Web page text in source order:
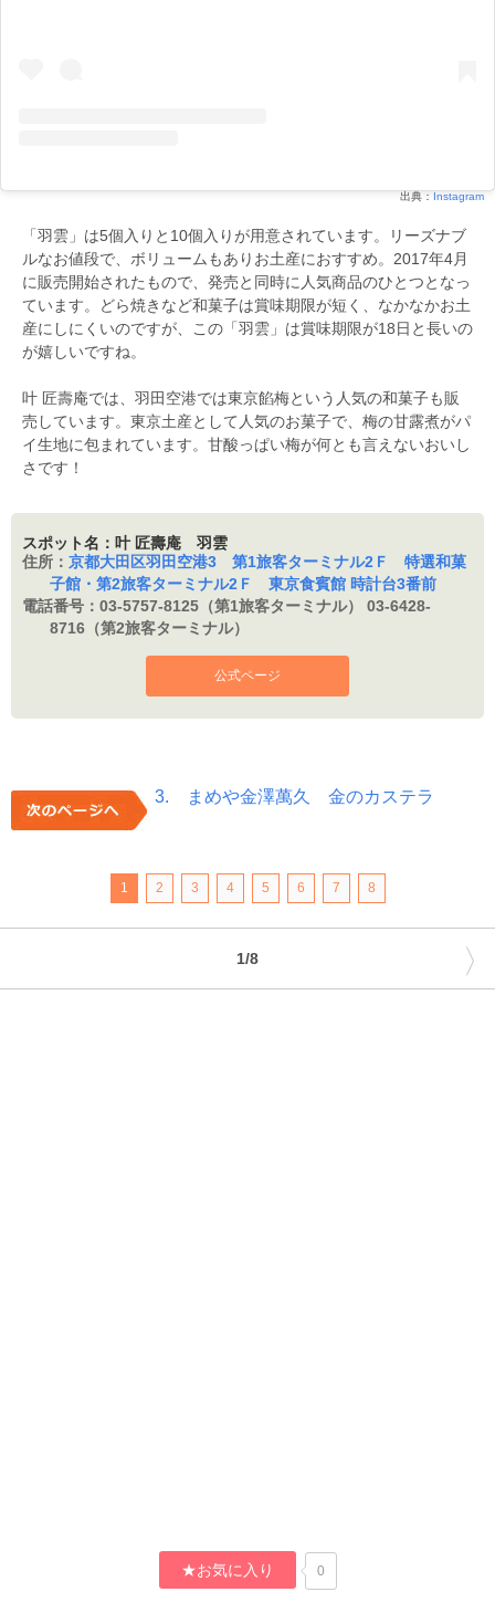
出典： Instagram
「羽雲」は5個入りと10個入りが用意されています。リーズナブ
ルなお値段で、ボリュームもありお土産におすすめ。2017年4月
に販売開始されたもので、発売と同時に人気商品のひとつとなっ
ています。どら焼きなど和菓子は賞味期限が短く、なかなかお土
産にしにくいのですが、この「羽雲」は賞味期限が18日と長いの
が嬉しいですね。
叶 匠壽庵では、羽田空港では東京餡梅という人気の和菓子も販
売しています。東京土産として人気のお菓子で、梅の甘露煮がパ
イ生地に包まれています。甘酸っぱい梅が何とも言えないおいし
さです！
スポット名：叶 匠壽庵 羽雲
住所： 京都大田区羽田空港3 第1旅客ターミナル2Ｆ 特選和菓
子館・第2旅客ターミナル2Ｆ 東京食賓館 時計台3番前
電話番号： 03-5757-8125（第1旅客ターミナル） 03-6428-
8716（第2旅客ターミナル）
公式ページ
3. まめや金澤萬久 金のカステラ
1 2 3 4 5 6 7 8
1/8 〉
★お気に入り 0